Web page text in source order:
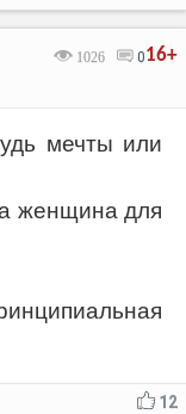
16+
1026 0
мечты или
женщина для
12